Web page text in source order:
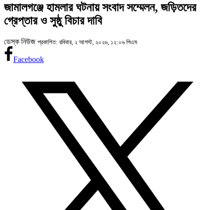
জামালগঞ্জে হামলার ঘটনায় সংবাদ সম্মেলন, জড়িতদের
গ্রেপ্তার ও সুষ্ঠু বিচার দাবি
ডেস্ক নিউজ প্রকাশিত: রবিবার, ২ আগস্ট, ২০২৬, ১২:০৬ পিএম
Facebook